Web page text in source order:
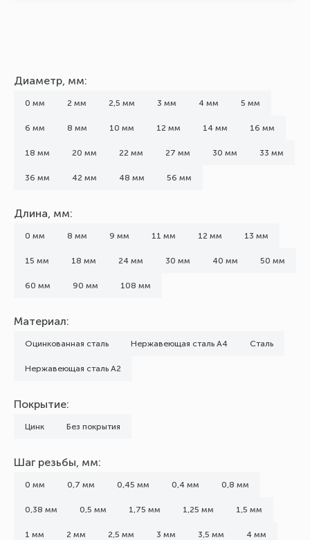
Диаметр, мм:
0 мм 2 мм 2,5 мм 3 мм 4 мм 5 мм
6 мм 8 мм 10 мм 12 мм 14 мм 16 мм
18 мм 20 мм 22 мм 27 мм 30 мм 33 мм
36 мм 42 мм 48 мм 56 мм
Длина, мм:
0 мм 8 мм 9 мм 11 мм 12 мм 13 мм
15 мм 18 мм 24 мм 30 мм 40 мм 50 мм
60 мм 90 мм 108 мм
Материал:
Оцинкованная сталь Нержавеющая сталь А4 Сталь
Нержавеющая сталь А2
Покрытие:
Цинк Без покрытия
Шаг резьбы, мм:
0 мм 0,7 мм 0,45 мм 0,4 мм 0,8 мм
0,38 мм 0,5 мм 1,75 мм 1,25 мм 1,5 мм
1 мм 2 мм 2,5 мм 3 мм 3,5 мм 4 мм